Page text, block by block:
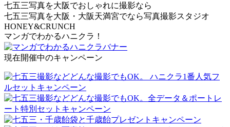
七五三写真を大阪でおしゃれに撮影なら
七五三写真を大阪・大阪天満宮でなら写真撮影スタジオ
HONEY&CRUNCH
マンガでわかるハニクラ！
現在開催中のキャンペーン